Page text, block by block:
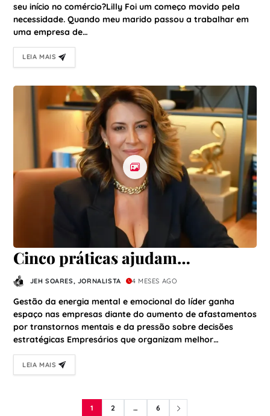
seu início no comércio?Lilly Foi um começo movido pela
necessidade. Quando meu marido passou a trabalhar em
uma empresa de…
LEIA MAIS
Cinco práticas ajudam
empresários a direcionar energia
e melhorar resultados nas
empresas
JEH SOARES, JORNALISTA 4 MESES AGO
Gestão da energia mental e emocional do líder ganha
espaço nas empresas diante do aumento de afastamentos
por transtornos mentais e da pressão sobre decisões
estratégicas Empresários que organizam melhor…
LEIA MAIS
1 2 … 6